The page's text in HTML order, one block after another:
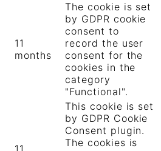
11
months
The cookie is set
by GDPR cookie
consent to
record the user
consent for the
cookies in the
category
"Functional".
This cookie is set
by GDPR Cookie
Consent plugin.
The cookies is